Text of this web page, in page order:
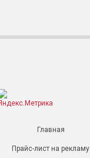
Главная
Прайс-лист на рекламу